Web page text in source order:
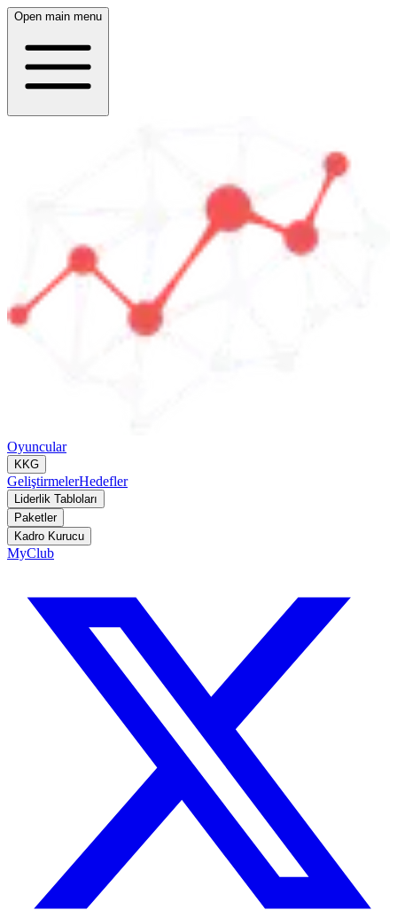
Open main menu
Oyuncular
KKG
GeliştirmelerHedefler
Liderlik Tabloları
Paketler
Kadro Kurucu
MyClub